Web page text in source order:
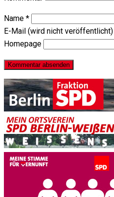
Name *
E-Mail (wird nicht veröffentlicht)
Homepage